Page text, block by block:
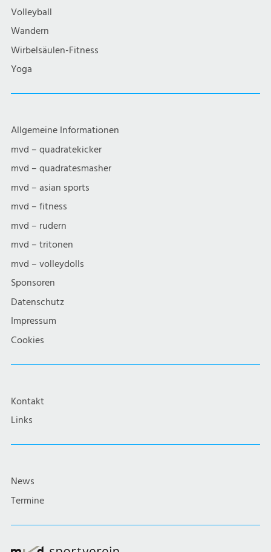
Volleyball
Wandern
Wirbelsäulen-Fitness
Yoga
Allgemeine Informationen
mvd – quadratekicker
mvd – quadratesmasher
mvd – asian sports
mvd – fitness
mvd – rudern
mvd – tritonen
mvd – volleydolls
Sponsoren
Datenschutz
Impressum
Cookies
Kontakt
Links
News
Termine